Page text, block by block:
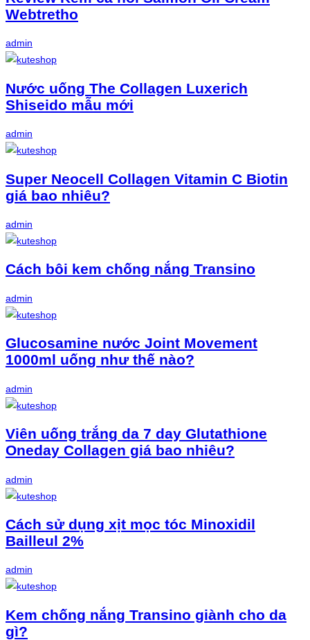
Webtretho
admin
Nước uống The Collagen Luxerich
Shiseido mẫu mới
admin
Super Neocell Collagen Vitamin C Biotin
giá bao nhiêu?
admin
Cách bôi kem chống nắng Transino
admin
Glucosamine nước Joint Movement
1000ml uống như thế nào?
admin
Viên uống trắng da 7 day Glutathione
Oneday Collagen giá bao nhiêu?
admin
Cách sử dụng xịt mọc tóc Minoxidil
Bailleul 2%
admin
Kem chống nắng Transino giành cho da
gì?